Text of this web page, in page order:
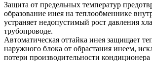
Защита от предельных температур
образование инея на теплообменнике
устраняет недопустимый рост давления
трубопроводе.
Автоматическая оттайка инея защищает
наружного блока от обрастания инеем,
потери производительности